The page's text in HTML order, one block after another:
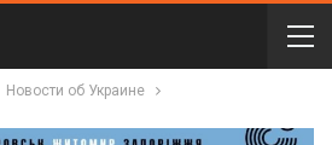
Новости об Украине